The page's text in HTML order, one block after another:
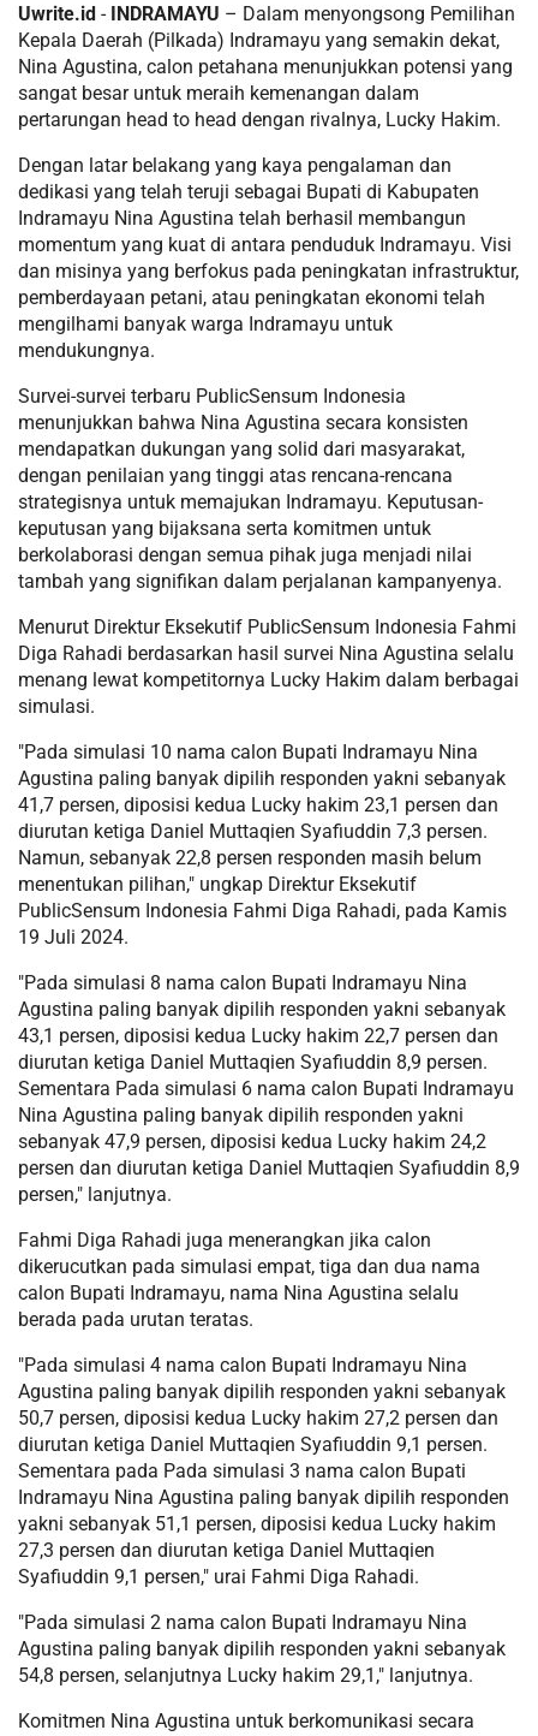
Uwrite.id - INDRAMAYU – Dalam menyongsong Pemilihan
Kepala Daerah (Pilkada) Indramayu yang semakin dekat,
Nina Agustina, calon petahana menunjukkan potensi yang
sangat besar untuk meraih kemenangan dalam
pertarungan head to head dengan rivalnya, Lucky Hakim.
Dengan latar belakang yang kaya pengalaman dan
dedikasi yang telah teruji sebagai Bupati di Kabupaten
Indramayu Nina Agustina telah berhasil membangun
momentum yang kuat di antara penduduk Indramayu. Visi
dan misinya yang berfokus pada peningkatan infrastruktur,
pemberdayaan petani, atau peningkatan ekonomi telah
mengilhami banyak warga Indramayu untuk
mendukungnya.
Survei-survei terbaru PublicSensum Indonesia
menunjukkan bahwa Nina Agustina secara konsisten
mendapatkan dukungan yang solid dari masyarakat,
dengan penilaian yang tinggi atas rencana-rencana
strategisnya untuk memajukan Indramayu. Keputusan-
keputusan yang bijaksana serta komitmen untuk
berkolaborasi dengan semua pihak juga menjadi nilai
tambah yang signifikan dalam perjalanan kampanyenya.
Menurut Direktur Eksekutif PublicSensum Indonesia Fahmi
Diga Rahadi berdasarkan hasil survei Nina Agustina selalu
menang lewat kompetitornya Lucky Hakim dalam berbagai
simulasi.
"Pada simulasi 10 nama calon Bupati Indramayu Nina
Agustina paling banyak dipilih responden yakni sebanyak
41,7 persen, diposisi kedua Lucky hakim 23,1 persen dan
diurutan ketiga Daniel Muttaqien Syafiuddin 7,3 persen.
Namun, sebanyak 22,8 persen responden masih belum
menentukan pilihan," ungkap Direktur Eksekutif
PublicSensum Indonesia Fahmi Diga Rahadi, pada Kamis
19 Juli 2024.
"Pada simulasi 8 nama calon Bupati Indramayu Nina
Agustina paling banyak dipilih responden yakni sebanyak
43,1 persen, diposisi kedua Lucky hakim 22,7 persen dan
diurutan ketiga Daniel Muttaqien Syafiuddin 8,9 persen.
Sementara Pada simulasi 6 nama calon Bupati Indramayu
Nina Agustina paling banyak dipilih responden yakni
sebanyak 47,9 persen, diposisi kedua Lucky hakim 24,2
persen dan diurutan ketiga Daniel Muttaqien Syafiuddin 8,9
persen," lanjutnya.
Fahmi Diga Rahadi juga menerangkan jika calon
dikerucutkan pada simulasi empat, tiga dan dua nama
calon Bupati Indramayu, nama Nina Agustina selalu
berada pada urutan teratas.
"Pada simulasi 4 nama calon Bupati Indramayu Nina
Agustina paling banyak dipilih responden yakni sebanyak
50,7 persen, diposisi kedua Lucky hakim 27,2 persen dan
diurutan ketiga Daniel Muttaqien Syafiuddin 9,1 persen.
Sementara pada Pada simulasi 3 nama calon Bupati
Indramayu Nina Agustina paling banyak dipilih responden
yakni sebanyak 51,1 persen, diposisi kedua Lucky hakim
27,3 persen dan diurutan ketiga Daniel Muttaqien
Syafiuddin 9,1 persen," urai Fahmi Diga Rahadi.
"Pada simulasi 2 nama calon Bupati Indramayu Nina
Agustina paling banyak dipilih responden yakni sebanyak
54,8 persen, selanjutnya Lucky hakim 29,1," lanjutnya.
Komitmen Nina Agustina untuk berkomunikasi secara